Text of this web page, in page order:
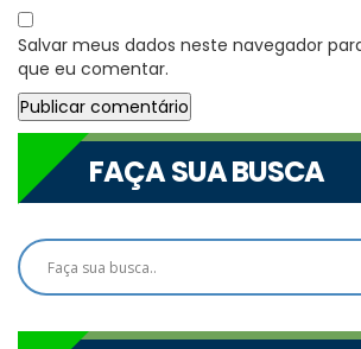
Salvar meus dados neste navegador
que eu comentar.
FAÇA SUA BUSCA